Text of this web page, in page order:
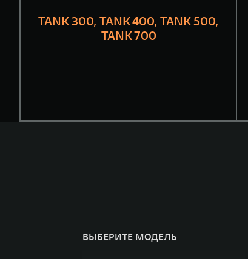
TANK 300, TANK 400, TANK 500,
TANK 700
ВЫБЕРИТЕ МОДЕЛЬ